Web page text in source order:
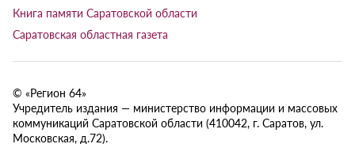
Книга памяти Саратовской области
Саратовская областная газета
© «Регион 64»
Учредитель издания — министерство информации и массовых
коммуникаций Саратовской области (410042, г. Саратов, ул.
Московская, д.72).